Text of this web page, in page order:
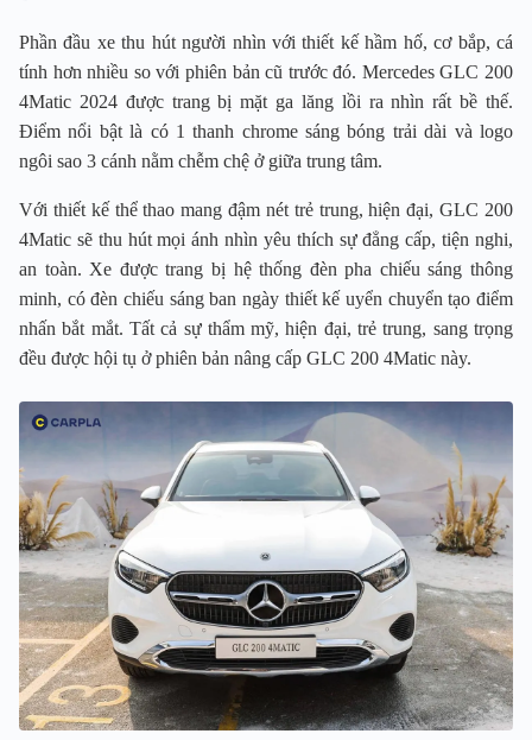
Phần đầu xe thu hút người nhìn với thiết kế hầm hố, cơ bắp, cá
tính hơn nhiều so với phiên bản cũ trước đó. Mercedes GLC 200
4Matic 2024 được trang bị mặt ga lăng lồi ra nhìn rất bề thế.
Điểm nổi bật là có 1 thanh chrome sáng bóng trải dài và logo
ngôi sao 3 cánh nằm chễm chệ ở giữa trung tâm.
Với thiết kế thể thao mang đậm nét trẻ trung, hiện đại, GLC 200
4Matic sẽ thu hút mọi ánh nhìn yêu thích sự đẳng cấp, tiện nghi,
an toàn. Xe được trang bị hệ thống đèn pha chiếu sáng thông
minh, có đèn chiếu sáng ban ngày thiết kế uyển chuyển tạo điểm
nhấn bắt mắt. Tất cả sự thẩm mỹ, hiện đại, trẻ trung, sang trọng
đều được hội tụ ở phiên bản nâng cấp GLC 200 4Matic này.